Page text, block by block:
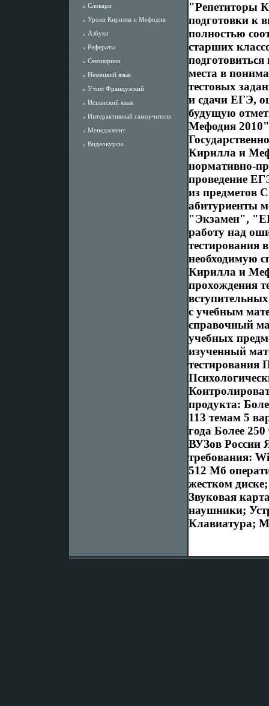
Словари
Уроки Кирилла и Мефодия
Азбуки
Рефераты
Смешарики
Немецкий язык
Учим Французский
Испанский язык
Интерактивный самоучители
Менеджмент
Видеокурсы
"Репетиторы
подготовки к
полностью
старших
места в
тестовых
и сдачи ЕГЭ,
будущую
Мефодия 2010"
Кирилла и
нормативно-
проведение
из предметов
абитуриенты
"Экзамен",
работу над
тестирования
необходимую
Кирилла и
прохождения
с учебным
справочный
учебных
изученный
тестирования
продукта:
113 темам 5
года Более
ВУЗов России
требования:
512 Мб
жестком
Звуковая
наушники;
Клавиатура;